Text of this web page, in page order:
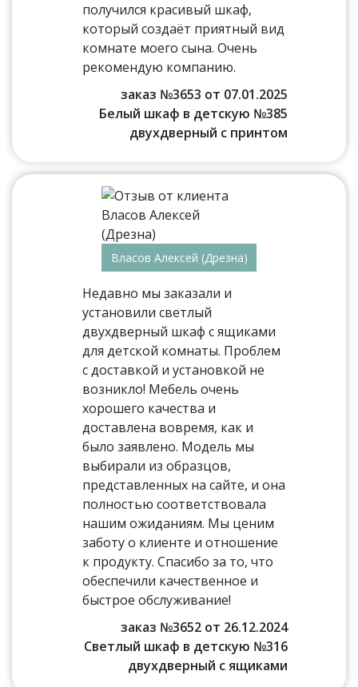
получился красивый шкаф,
который создаёт приятный вид
комнате моего сына. Очень
рекомендую компанию.
заказ №3653 от 07.01.2025
Белый шкаф в детскую №385
двухдверный с принтом
Власов Алексей (Дрезна)
Недавно мы заказали и
установили светлый
двухдверный шкаф с ящиками
для детской комнаты. Проблем
с доставкой и установкой не
возникло! Мебель очень
хорошего качества и
доставлена вовремя, как и
было заявлено. Модель мы
выбирали из образцов,
представленных на сайте, и она
полностью соответствовала
нашим ожиданиям. Мы ценим
заботу о клиенте и отношение
к продукту. Спасибо за то, что
обеспечили качественное и
быстрое обслуживание!
заказ №3652 от 26.12.2024
Светлый шкаф в детскую №316
двухдверный с ящиками